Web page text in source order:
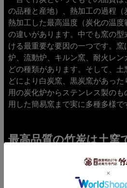
の品種と産地）、熱加工の過程（
熱加工した最高温度（炭化の温度
の違いがあります。中でも窯の
ける最重要な要因の一つです。窯
炉、流動炉、キルン窯、耐火レン
どの種類があります。そして、
どにより白炭窯、黒炭窯があっ
用の炭化炉からステンレス製のも
用した簡易窯まで実に多種多様で
最高品質の竹炭は土窯
しかし、色々な炭窯を見て回り、
とお話をさせて頂く中で最高品質